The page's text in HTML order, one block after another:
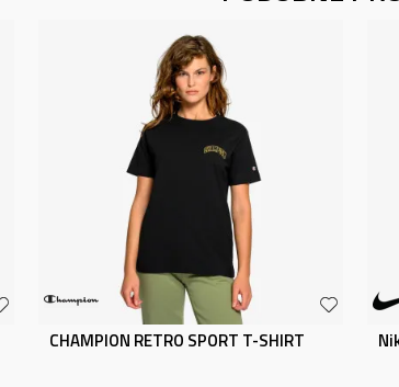
CHAMPION RETRO SPORT T-SHIRT